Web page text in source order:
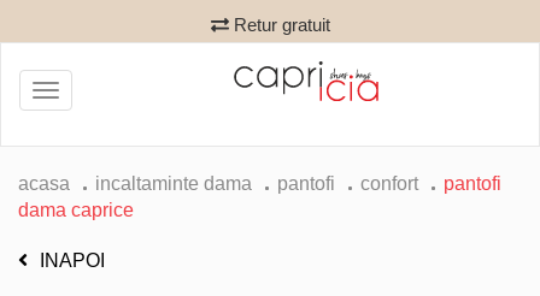
Retur gratuit
Toggle
navigation
acasa incaltaminte dama pantofi confort
pantofi
dama caprice
INAPOI